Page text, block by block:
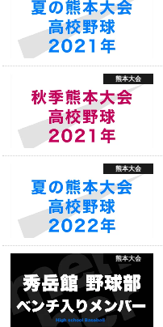
熊本大会
熊本大会
熊本大会